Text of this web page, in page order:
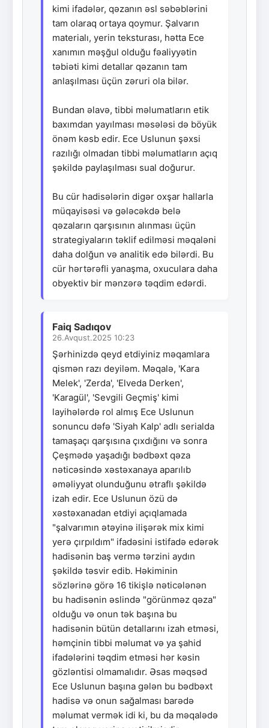
kimi ifadələr, qəzanın əsl səbəblərini
tam olaraq ortaya qoymur. Şalvarın
materialı, yerin teksturası, hətta Ece
xanımın məşğul olduğu fəaliyyətin
təbiəti kimi detallar qəzanın tam
anlaşılması üçün zəruri ola bilər.
Bundan əlavə, tibbi məlumatların etik
baxımdan yayılması məsələsi də böyük
önəm kəsb edir. Ece Uslunun şəxsi
razılığı olmadan tibbi məlumatların açıq
şəkildə paylaşılması sual doğurur.
Bu cür hadisələrin digər oxşar hallarla
müqayisəsi və gələcəkdə belə
qəzaların qarşısının alınması üçün
strategiyaların təklif edilməsi məqaləni
daha dolğun və analitik edə bilərdi. Bu
cür hərtərəfli yanaşma, oxuculara daha
obyektiv bir mənzərə təqdim edərdi.
Faiq Sadıqov
26.Avqust.2025 10:23
Şərhinizdə qeyd etdiyiniz məqamlara
qismən razı deyiləm. Məqalə, 'Kara
Melek', 'Zerda', 'Elveda Derken',
'Karagül', 'Sevgili Geçmiş' kimi
layihələrdə rol almış Ece Uslunun
sonuncu dəfə 'Siyah Kalp' adlı serialda
tamaşaçı qarşısına çıxdığını və sonra
Çeşmədə yaşadığı bədbəxt qəza
nəticəsində xəstəxanaya aparılıb
əməliyyat olunduğunu ətraflı şəkildə
izah edir. Ece Uslunun özü də
xəstəxanadan etdiyi açıqlamada
"şalvarımın ətəyinə ilişərək mix kimi
yerə çırpıldım" ifadəsini istifadə edərək
hadisənin baş vermə tərzini aydın
şəkildə təsvir edib. Həkiminin
sözlərinə görə 16 tikişlə nəticələnən
bu hadisənin əslində "görünməz qəza"
olduğu və onun tək başına bu
hadisənin bütün detallarını izah etməsi,
həmçinin tibbi məlumat və ya şahid
ifadələrini təqdim etməsi hər kəsin
gözləntisi olmamalıdır. Əsas məqsəd
Ece Uslunun başına gələn bu bədbəxt
hadisə və onun sağalması barədə
məlumat vermək idi ki, bu da məqalədə